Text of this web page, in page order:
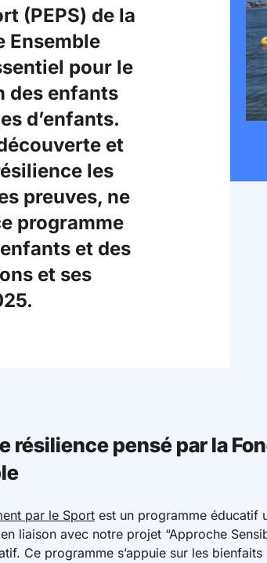
(PEPS) de la
Ensemble
pour le
des enfants
d’enfants.
et
les
preuves, ne
programme
et des
et ses
résilience pensé par la
par le Sport est un programme éducatif
liaison avec notre projet “Approche
Ce programme s’appuie sur les